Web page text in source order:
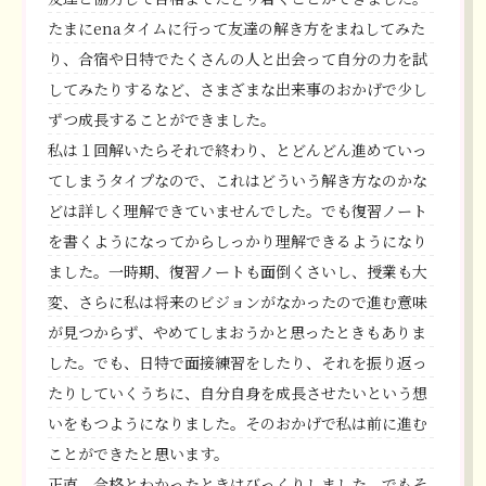
たまにenaタイムに行って友達の解き方をまねしてみた
り、合宿や日特でたくさんの人と出会って自分の力を試
してみたりするなど、さまざまな出来事のおかげで少し
ずつ成長することができました。
私は１回解いたらそれで終わり、とどんどん進めていっ
てしまうタイプなので、これはどういう解き方なのかな
どは詳しく理解できていませんでした。でも復習ノート
を書くようになってからしっかり理解できるようになり
ました。一時期、復習ノートも面倒くさいし、授業も大
変、さらに私は将来のビジョンがなかったので進む意味
が見つからず、やめてしまおうかと思ったときもありま
した。でも、日特で面接練習をしたり、それを振り返っ
たりしていくうちに、自分自身を成長させたいという想
いをもつようになりました。そのおかげで私は前に進む
ことができたと思います。